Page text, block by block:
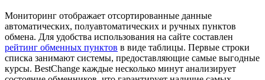
Мониторинг отображает отсортированные данные
автоматических, полуавтоматических и ручных пунктов
обмена. Для удобства использования на сайте составлен
рейтинг обменных пунктов в виде таблицы. Первые строки
списка занимают системы, предоставляющие самые выгодные
курсы. BestChange каждые несколько минут анализирует